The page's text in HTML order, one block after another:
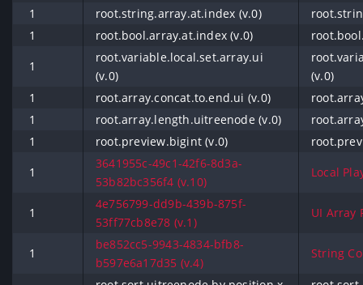
1
root.string.array.at.index (v.0)
1
root.bool.array.at.index (v.0)
1
root.variable.local.set.array.ui
(v.0)
(v.0)
1
root.array.concat.to.end.ui (v.0)
1
root.array.length.uitreenode (v.0)
1
root.preview.bigint (v.0)
1
3641955c-49c1-42f6-8d3a-
53b82bc356f4 (v.10)
Local
1
4e756799-dd9b-439b-875f-
53ff77cb8e78 (v.1)
UI Array
1
be852cc5-9943-4834-bfb8-
b597e6a17d35 (v.4)
String